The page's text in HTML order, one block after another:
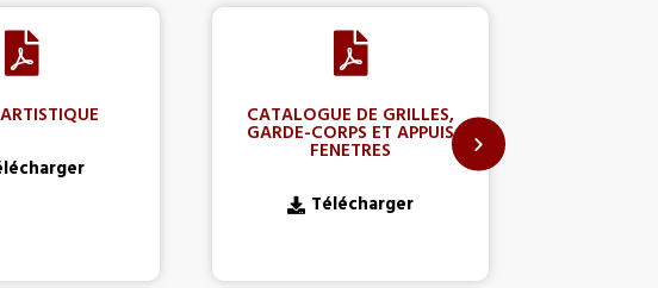
CATALOGUE DE GRILLES,
GARDE-CORPS ET APPUIS
FENETRES
Télécharger